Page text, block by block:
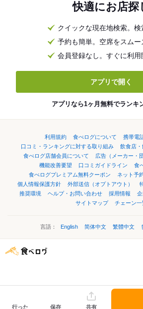
快適にお店探
クイックな現在地検索。検
予約も簡単。空席をスムー
会員登録なし。すぐに利用
アプリで開く
アプリなら1ヶ月無料でランキ
利用規約 食べログについて
携帯電
口コミ・ランキングに対する取り組み
飲食店・
食べログ店舗会員について
広告（メーカー・
機能改善要望
口コミガイドライン
食
食べログプレミアム無料クーポン
ネット予
個人情報保護方針
外部送信（オプトアウト）
推奨環境
ヘルプ・お問い合わせ 採用情報
サイトマップ
チェーン一
言語： English 简体中文 繁體中文
行った 保存 共有